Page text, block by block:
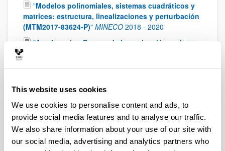
This website uses cookies
We use cookies to personalise content and ads, to
provide social media features and to analyse our traffic.
We also share information about your use of our site with
our social media, advertising and analytics partners who
"Modelos polinomiales, sistemas cuadráticos y
matrices: estructura, linealizaciones y perturbación
(MTM2017-83624-P)" MINECO 2018 - 2020
"Ayudas a los Grupos de Investigación en la
Universidad del País Vasco/Euskal Herriko
"Red de Excelencia ALAMA (MTM2015-68805-
MINECO
2017
"Sistemas lineales y cuadráticos, y perturbación
de matrices (MTM2013-40960-P)"MINECO 2014-
2017